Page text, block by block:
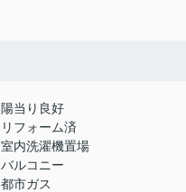
陽当り良好
リフォーム済
室内洗濯機置場
バルコニー
都市ガス